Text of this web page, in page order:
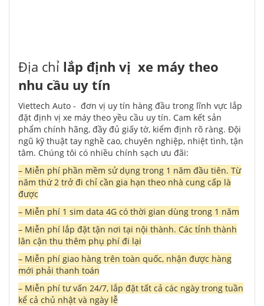
Địa chỉ lắp định vị xe máy theo
nhu cầu uy tín
Viettech Auto - đơn vị uy tín hàng đầu trong lĩnh vực lắp
đặt định vị xe máy theo yều cầu uy tín. Cam kết sản
phẩm chính hãng, đầy đủ giấy tờ, kiểm định rõ ràng. Đội
ngũ kỹ thuật tay nghề cao, chuyên nghiệp, nhiệt tình, tận
tâm. Chúng tôi có nhiều chính sạch ưu đãi:
– Miễn phí phần mềm sử dụng trong 1 năm đầu tiên. Từ
năm thứ 2 trở đi chỉ cần gia hạn theo nhà cung cấp là
được
– Miễn phí 1 sim data 4G có thời gian dùng trong 1 năm
– Miễn phí lắp đặt tận nơi tại nội thành. Các tỉnh thành
lân cận thu thêm phụ phí đi lại
– Miễn phí giao hàng trên toàn quốc, nhận được hàng
mới phải thanh toán
– Miễn phí tư vấn 24/7, lắp đặt tất cả các ngày trong tuần
kể cả chủ nhật và ngày lễ